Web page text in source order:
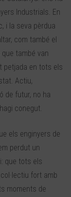
Industrials. En
i la seva pèrdua
com també el
també van
petjada en tots els
Actiu,
de futur, no ha
conegut.
els enginyers de
perdut un
que tots els
fort amb
moments de